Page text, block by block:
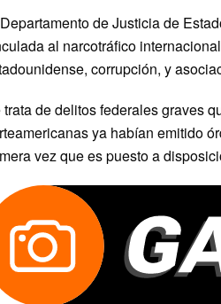
de Justicia de
al narcotráfico
corrupción, y
trata de delitos federales graves
ya habían emitido
vez que es puesto a